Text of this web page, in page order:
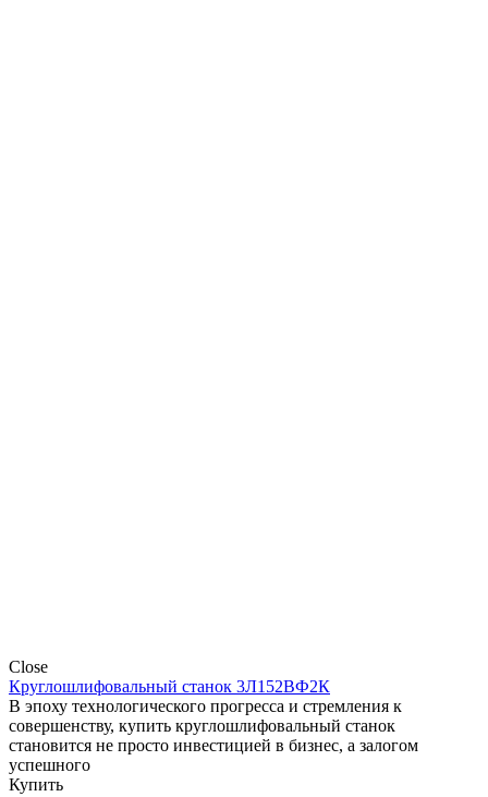
Close
Круглошлифовальный станок 3Л152ВФ2К
В эпоху технологического прогресса и стремления к
совершенству, купить круглошлифовальный станок
становится не просто инвестицией в бизнес, а залогом
успешного
Купить